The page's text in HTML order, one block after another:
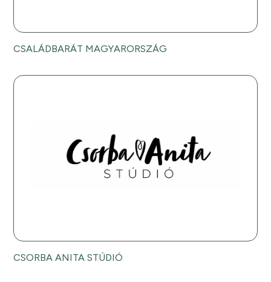
CSALÁDBARÁT MAGYARORSZÁG
CSORBA ANITA STÚDIÓ